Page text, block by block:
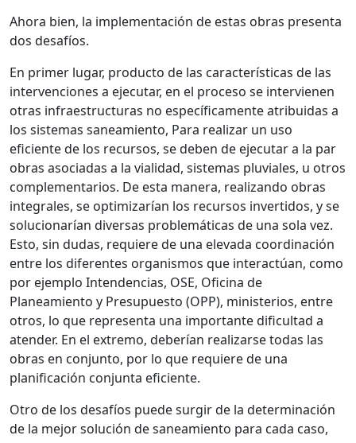
Ahora bien, la implementación de estas obras presenta
dos desafíos.
En primer lugar, producto de las características de las
intervenciones a ejecutar, en el proceso se intervienen
otras infraestructuras no específicamente atribuidas a
los sistemas saneamiento, Para realizar un uso
eficiente de los recursos, se deben de ejecutar a la par
obras asociadas a la vialidad, sistemas pluviales, u otros
complementarios. De esta manera, realizando obras
integrales, se optimizarían los recursos invertidos, y se
solucionarían diversas problemáticas de una sola vez.
Esto, sin dudas, requiere de una elevada coordinación
entre los diferentes organismos que interactúan, como
por ejemplo Intendencias, OSE, Oficina de
Planeamiento y Presupuesto (OPP), ministerios, entre
otros, lo que representa una importante dificultad a
atender. En el extremo, deberían realizarse todas las
obras en conjunto, por lo que requiere de una
planificación conjunta eficiente.
Otro de los desafíos puede surgir de la determinación
de la mejor solución de saneamiento para cada caso,